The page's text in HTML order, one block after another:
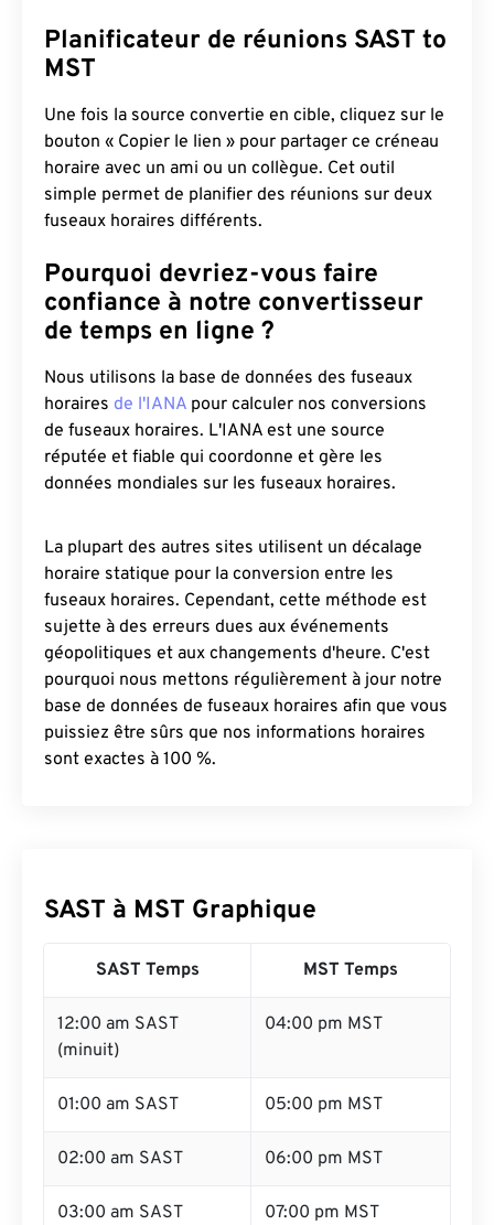
Planificateur de réunions SAST to
MST
Une fois la source convertie en cible, cliquez sur le
bouton « Copier le lien » pour partager ce créneau
horaire avec un ami ou un collègue. Cet outil
simple permet de planifier des réunions sur deux
fuseaux horaires différents.
Pourquoi devriez-vous faire
confiance à notre convertisseur
de temps en ligne ?
Nous utilisons la base de données des fuseaux
horaires de l'IANA pour calculer nos conversions
de fuseaux horaires. L'IANA est une source
réputée et fiable qui coordonne et gère les
données mondiales sur les fuseaux horaires.
La plupart des autres sites utilisent un décalage
horaire statique pour la conversion entre les
fuseaux horaires. Cependant, cette méthode est
sujette à des erreurs dues aux événements
géopolitiques et aux changements d'heure. C'est
pourquoi nous mettons régulièrement à jour notre
base de données de fuseaux horaires afin que vous
puissiez être sûrs que nos informations horaires
sont exactes à 100 %.
SAST à MST Graphique
SAST Temps MST Temps
12:00 am SAST
(minuit)
04:00 pm MST
01:00 am SAST 05:00 pm MST
02:00 am SAST 06:00 pm MST
03:00 am SAST 07:00 pm MST